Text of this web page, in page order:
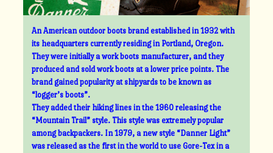
An American outdoor boots brand established in 1932 with
its headquarters currently residing in Portland, Oregon.
They were initially a work boots manufacturer, and they
produced and sold work boots at a lower price points. The
brand gained popularity at shipyards to be known as
“logger’s boots”.
They added their hiking lines in the 1960 releasing the
“Mountain Trail” style. This style was extremely popular
among backpackers. In 1979, a new style “Danner Light”
was released as the first in the world to use Gore-Tex in a